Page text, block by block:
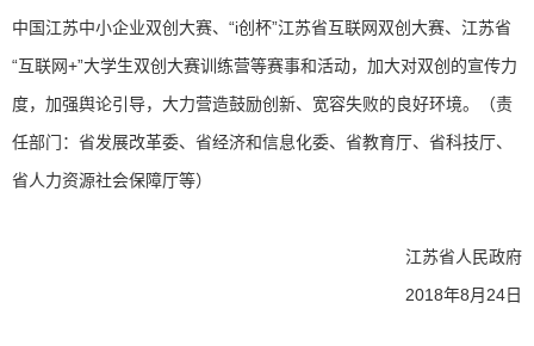
中国江苏中小企业双创大赛、“i创杯”江苏省互联网双创大赛、江苏省
“互联网+”大学生双创大赛训练营等赛事和活动，加大对双创的宣传力
度，加强舆论引导，大力营造鼓励创新、宽容失败的良好环境。（责
任部门：省发展改革委、省经济和信息化委、省教育厅、省科技厅、
省人力资源社会保障厅等）
江苏省人民政府
2018年8月24日